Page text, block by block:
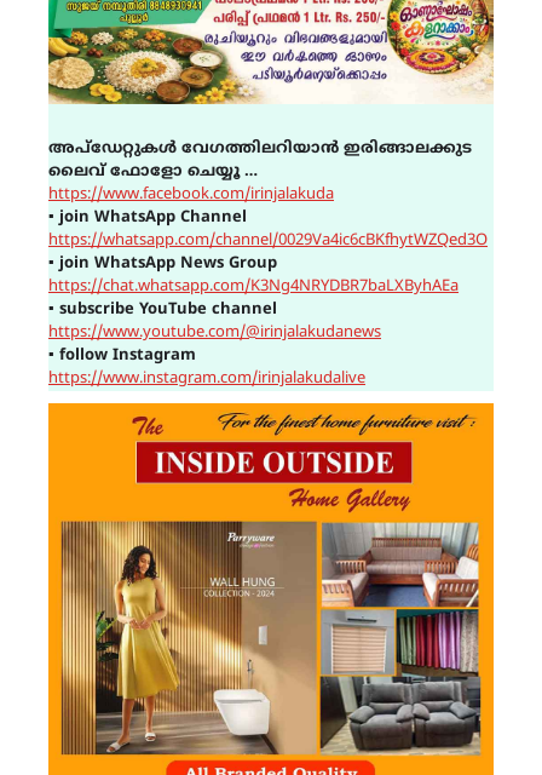
അപ്ഡേറ്റുകൾ വേഗത്തിലറിയാൻ ഇരിങ്ങാലക്കുട
ലൈവ് ഫോളോ ചെയ്യൂ …
https://www.facebook.com/irinjalakuda
▪ join WhatsApp Channel
https://whatsapp.com/channel/0029Va4ic6cBKfhytWZQed3O
▪ join WhatsApp News Group
https://chat.whatsapp.com/K3Ng4NRYDBR7baLXByhAEa
▪ subscribe YouTube channel
https://www.youtube.com/@irinjalakudanews
▪ follow Instagram
https://www.instagram.com/irinjalakudalive